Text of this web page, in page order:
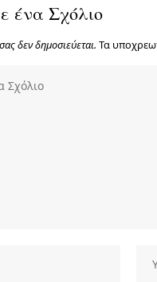
ένα Σχόλιο
δεν δημοσιεύεται. Τα